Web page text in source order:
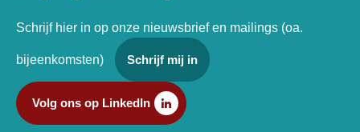
Schrijf hier in op onze nieuwsbrief en mailings (oa.
bijeenkomsten) Schrijf mij in
Volg ons op LinkedIn